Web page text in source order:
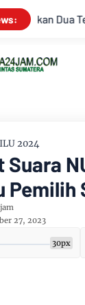
Pelabuhan
2024
Suara
Pemilih
27, 2023
30px